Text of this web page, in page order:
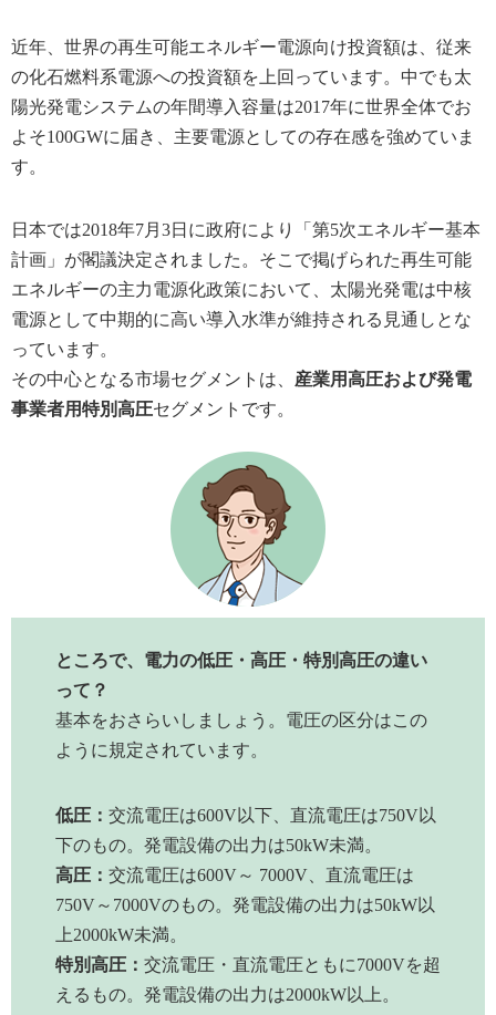
近年、世界の再生可能エネルギー電源向け投資額は、従来
の化石燃料系電源への投資額を上回っています。中でも太
陽光発電システムの年間導入容量は2017年に世界全体でお
よそ100GWに届き、主要電源としての存在感を強めていま
す。
日本では2018年7月3日に政府により「第5次エネルギー基本
計画」が閣議決定されました。そこで掲げられた再生可能
エネルギーの主力電源化政策において、太陽光発電は中核
電源として中期的に高い導入水準が維持される見通しとな
っています。
その中心となる市場セグメントは、 産業用高圧および発電
事業者用特別高圧セグメントです。
ところで、電力の低圧・高圧・特別高圧の違い
って？
基本をおさらいしましょう。電圧の区分はこの
ように規定されています。
低圧： 交流電圧は600V以下、直流電圧は750V以
下のもの。発電設備の出力は50kW未満。
高圧： 交流電圧は600V～ 7000V、直流電圧は
750V～7000Vのもの。発電設備の出力は50kW以
上2000kW未満。
特別高圧： 交流電圧・直流電圧ともに7000Vを超
えるもの。発電設備の出力は2000kW以上。